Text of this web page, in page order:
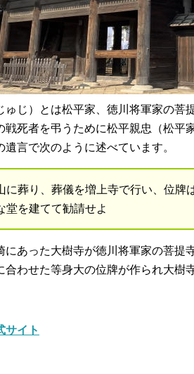
ゅじ）とは松平家、徳川将軍家の菩
戦死者を弔うために松平親忠（松平
遺言で次のように述べています。
に葬り、葬儀を増上寺で行い、位牌
堂を建てて勧請せよ
にあった大樹寺が徳川将軍家の菩提
合わせた等身大の位牌が作られ大樹
サイト